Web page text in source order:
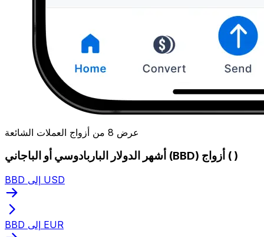
عرض 8 من أزواج العملات الشائعة
أشهر الدولار الباربادوسي أو الباجاني (BBD) أزواج ( )
BBD إلى USD
BBD إلى EUR